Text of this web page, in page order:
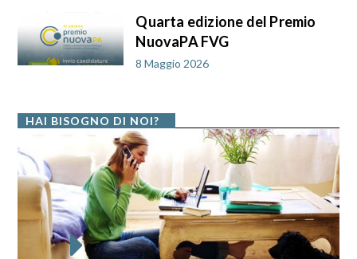
Quarta edizione del Premio
NuovaPA FVG
8 Maggio 2026
HAI BISOGNO DI NOI?